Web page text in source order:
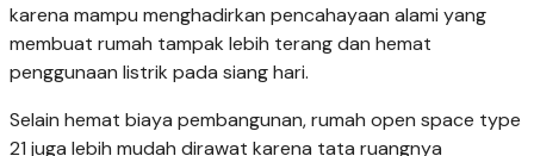
karena mampu menghadirkan pencahayaan alami yang
membuat rumah tampak lebih terang dan hemat
penggunaan listrik pada siang hari.
Selain hemat biaya pembangunan, rumah open space type
21 juga lebih mudah dirawat karena tata ruangnya